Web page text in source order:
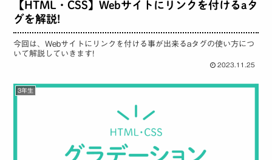
【HTML・CSS】Webサイトにリンクを付けるaタ
グを解説!
今回は、Webサイトにリンクを付ける事が出来るaタグの使い方につ
いて解説していきます!
2023.11.25
3年生